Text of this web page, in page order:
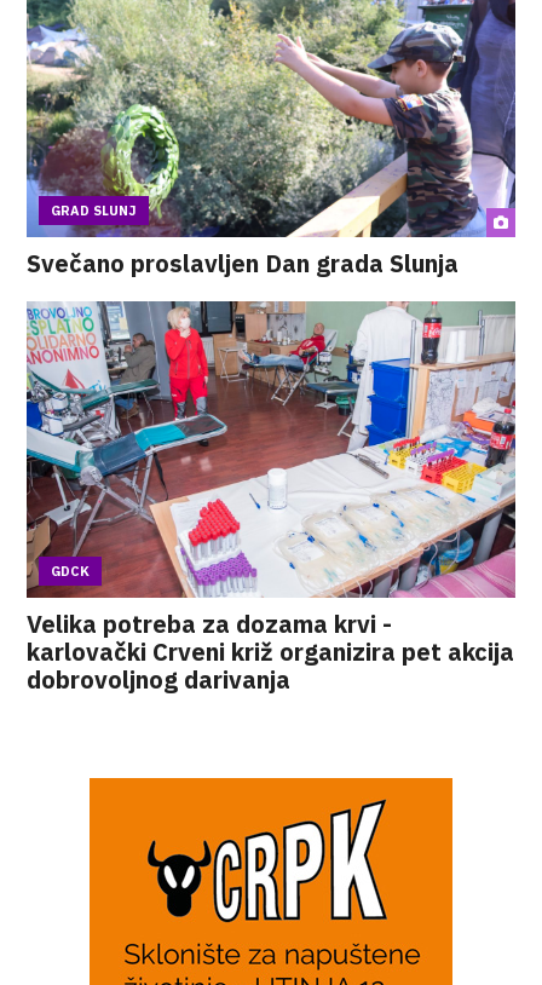
GRAD SLUNJ
Svečano proslavljen Dan grada Slunja
GDCK
Velika potreba za dozama krvi -
karlovački Crveni križ organizira pet akcija
dobrovoljnog darivanja